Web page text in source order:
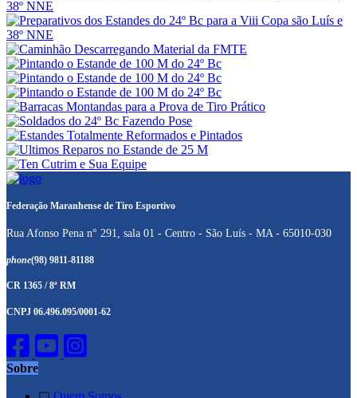
Federação Maranhense de Tiro Esportivo
Rua Afonso Pena n° 291, sala 01 - Centro - São Luís - MA - 65010-030
phone(98) 9811-81188
CR 1365 / 8ª RM
CNPJ 06.496.095/0001-62
Sobre